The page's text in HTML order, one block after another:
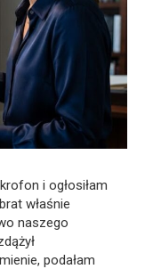
i ogłosiłam
właśnie
naszego
podałam